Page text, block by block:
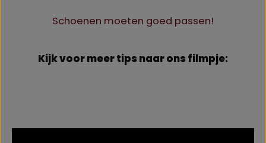
Schoenen moeten goed passen!
Kijk voor meer tips naar ons filmpje: